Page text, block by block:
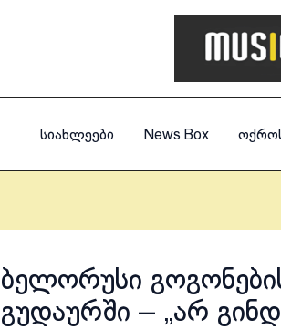
სიახლეები News Box
ბელორუსი
გუდაურში – „არ